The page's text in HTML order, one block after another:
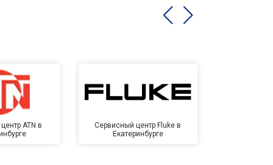
ATN в
Сервисный центр Fluke в
Екатеринбурге